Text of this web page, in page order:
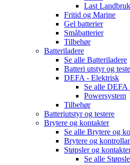
Last
Fritid og Marine
Gel batterier
Småbatterier
Tilbehør
Batteriladere
Se alle Batteriladere
Batteri utstyr og
DEFA - Elektrisk
Se alle DEFA
Powersystem
Tilbehør
Batteriutstyr og testere
Brytere og kontakter
Se alle Brytere og
Brytere og
Støpsler og
Se alle